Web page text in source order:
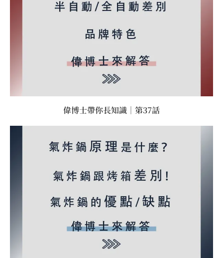
偉博士帶你長知識｜第37話